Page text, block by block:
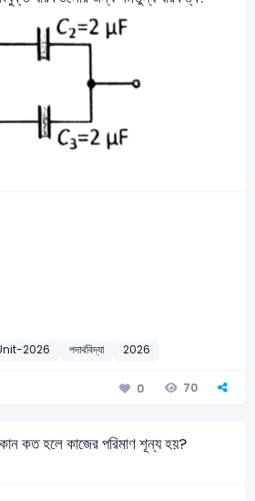
2026 পদার্থবিদ্যা 2026
0 70
কত হলে কাজের পরিমাণ শূন্য হয়?